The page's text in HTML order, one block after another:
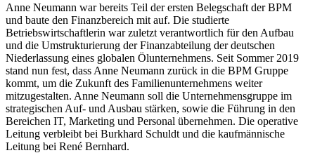
Anne Neumann war bereits Teil der ersten Belegschaft der BPM
und baute den Finanzbereich mit auf. Die studierte
Betriebswirtschaftlerin war zuletzt verantwortlich für den Aufbau
und die Umstrukturierung der Finanzabteilung der deutschen
Niederlassung eines globalen Ölunternehmens. Seit Sommer 2019
stand nun fest, dass Anne Neumann zurück in die BPM Gruppe
kommt, um die Zukunft des Familienunternehmens weiter
mitzugestalten. Anne Neumann soll die Unternehmensgruppe im
strategischen Auf- und Ausbau stärken, sowie die Führung in den
Bereichen IT, Marketing und Personal übernehmen. Die operative
Leitung verbleibt bei Burkhard Schuldt und die kaufmännische
Leitung bei René Bernhard.